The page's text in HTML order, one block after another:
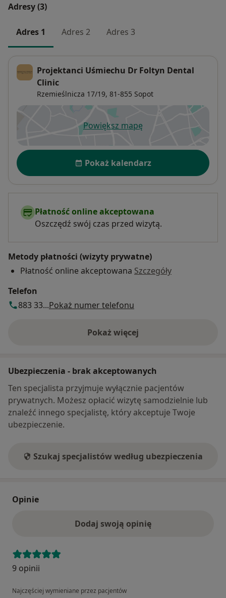
Adresy (3)
Adres 1 Adres 2 Adres 3
Projektanci Uśmiechu Dr Foltyn Dental
Clinic
Rzemieślnicza 17/19, 81-855 Sopot
Powiększ mapęotwiera się w nowej karcie
Dostępność
Pokaż kalendarz
Płatność online akceptowana
Oszczędź swój czas przed wizytą.
Metody płatności (wizyty prywatne)
Płatność online akceptowana Szczegóły
Telefon
883 33...Pokaż numer telefonu
Pokaż więcej
o adresie
Ubezpieczenia - brak akceptowanych
Ten specjalista przyjmuje wyłącznie pacjentów
prywatnych. Możesz opłacić wizytę samodzielnie lub
znaleźć innego specjalistę, który akceptuje Twoje
ubezpieczenie.
Szukaj specjalistów według ubezpieczenia
Opinie
Dodaj swoją opinię
9 opinii
Najczęściej wymieniane przez pacjentów